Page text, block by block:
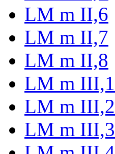
LM m II,6
LM m II,7
LM m II,8
LM m III,1
LM m III,2
LM m III,3